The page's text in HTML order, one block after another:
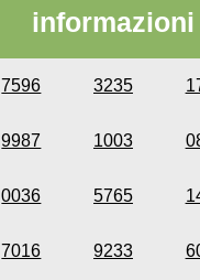
informazioni
7596 3235
9987 1003
0036 5765
7016 9233